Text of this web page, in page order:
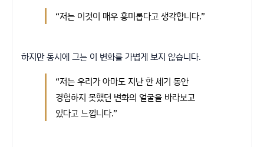
“저는 이것이 매우 흥미롭다고 생각합니다.”
하지만 동시에 그는 이 변화를 가볍게 보지 않습니다.
“저는 우리가 아마도 지난 한 세기 동안
경험하지 못했던 변화의 얼굴을 바라보고
있다고 느낍니다.”